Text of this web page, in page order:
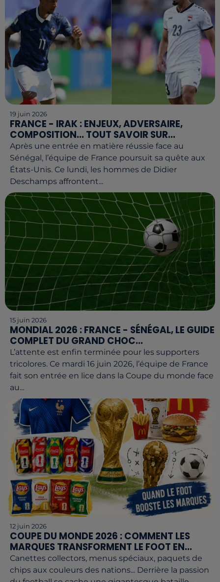
19 juin 2026
FRANCE - IRAK : ENJEUX, ADVERSAIRE,
COMPOSITION... TOUT SAVOIR SUR...
Après une entrée en matière réussie face au
Sénégal, l’équipe de France poursuit sa quête aux
États-Unis. Ce lundi, les hommes de Didier
Deschamps affrontent...
15 juin 2026
MONDIAL 2026 : FRANCE - SÉNÉGAL, LE GUIDE
COMPLET DU GRAND CHOC...
L’attente est enfin terminée pour les supporters
tricolores. Ce mardi 16 juin 2026, l’équipe de France
fait son entrée en lice dans la Coupe du monde face
au...
12 juin 2026
COUPE DU MONDE 2026 : COMMENT LES
MARQUES TRANSFORMENT LE FOOT EN...
Canettes collectors, menus spéciaux, paquets de
chips aux couleurs des nations... Derrière la passion